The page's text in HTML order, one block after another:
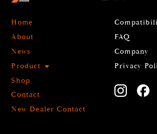
Home
About
News
Product
Shop
Contact
New Dealer Contact
FAQ
Company
Privacy